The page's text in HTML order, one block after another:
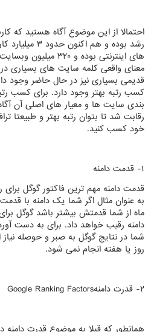
احتمالا از این موضوع آگاه هستید که
رشد بوده و هم
های اینترنتی بوده و
معنای واقعی کلمه سایت های بسیاری
قدیمی بسیاری نیز در حال حاضر وجود
کسب رتبه بهتر وجود دارد. برای کسب
بندی سایت ها و معیار های اصلی آن
رقابت شد تا بتوان رتبه بهتر و طبیعتا
خود کسب کنید.
- قدمت دامنه
قدمت دامنه مهم ترین فاکتور گوگل
ماه از شما قدمتش بیشتر باشد گوگل
دامنه رقیب خواهد داد. برای به دست
شما در نتایج گوگل به صبر و حوصله
روز یا هفته انجام نمی شود.
۲- قدرت دامنهGoogle Ranking Factors
همانطور که قبلا به موضوع قدرت دامنه